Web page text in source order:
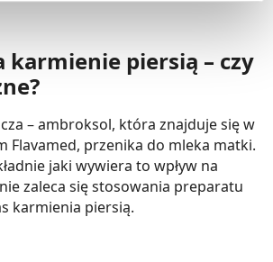
„ Zaakceptuj niezbędne
że nie wyrażasz zgody na
danych, które nie są niezbędne
Strony. Będzie się to jednak wiązało
do wszystkich funkcjonalności
karmienie piersią – czy
– ambroksol, która znajduje się w
Flavamed, przenika do mleka matki.
jaki wywiera to wpływ na
zaleca się stosowania preparatu
karmienia piersią.